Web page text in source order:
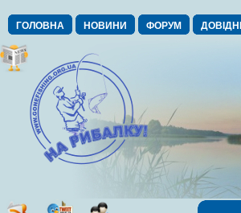
ГОЛОВНА НОВИНИ ФОРУМ